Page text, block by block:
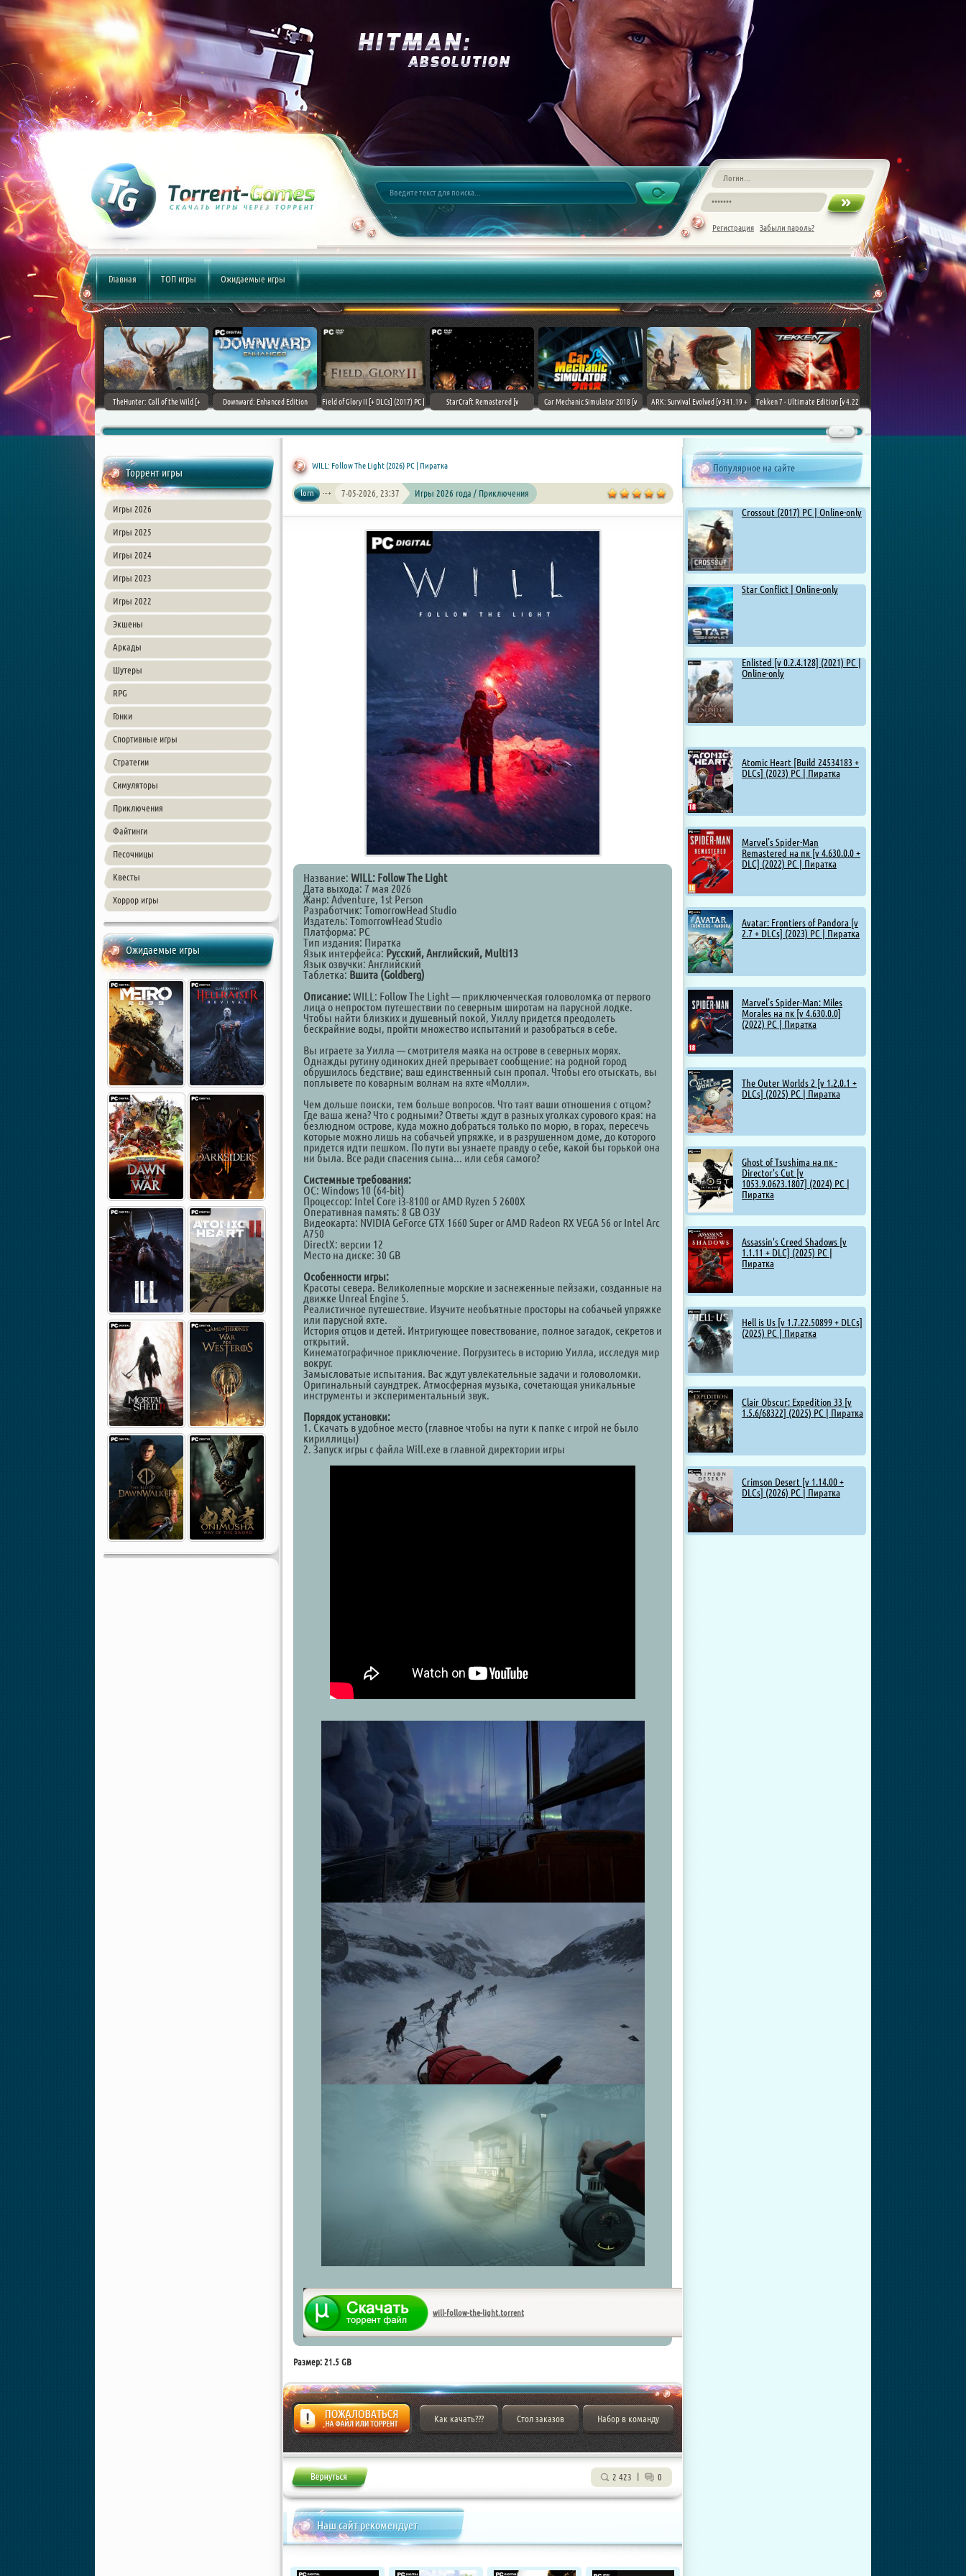
Регистрация Забыли пароль?
Главная ТОП игры Ожидаемые игры
World [v 1.11.4 + DLCs] (2017)
PC | Лицензия
TheHunter: Call of the Wild [+
Downward: Enhanced Edition
Field of Glory II [+ DLCs] (2017) PC |
StarCraft Remastered [v
Car Mechanic Simulator 2018 [v
ARK: Survival Evolved [v 341.19 +
Tekken 7 - Ultimate Edition [v 4.22
Chovka
Торрент игры
Игры 2026
Игры 2025
Игры 2024
Игры 2023
Игры 2022
Экшены
Аркады
Шутеры
RPG
Гонки
Спортивные игры
Стратегии
Симуляторы
Приключения
Файтинги
Песочницы
Квесты
Хоррор игры
Ожидаемые игры
Популярное на сайте
Crossout (2017) PC | Online-only
Star Conflict | Online-only
Enlisted [v 0.2.4.128] (2021) PC |
Online-only
Atomic Heart [Build 24534183 +
DLCs] (2023) PC | Пиратка
Marvel’s Spider-Man
Remastered на пк [v 4.630.0.0 +
DLC] (2022) PC | Пиратка
Avatar: Frontiers of Pandora [v
2.7 + DLCs] (2023) PC | Пиратка
Marvel’s Spider-Man: Miles
Morales на пк [v 4.630.0.0]
(2022) PC | Пиратка
The Outer Worlds 2 [v 1.2.0.1 +
DLCs] (2025) PC | Пиратка
Ghost of Tsushima на пк -
Director's Cut [v
1053.9.0623.1807] (2024) PC |
Пиратка
Assassin's Creed Shadows [v
1.1.11 + DLC] (2025) PC |
Пиратка
Hell is Us [v 1.7.22.50899 + DLCs]
(2025) PC | Пиратка
Clair Obscur: Expedition 33 [v
1.5.6/68322] (2025) PC | Пиратка
Crimson Desert [v 1.14.00 +
DLCs] (2026) PC | Пиратка
WILL: Follow The Light (2026) PC | Пиратка
lorn 7-05-2026, 23:37 Игры 2026 года / Приключения
Название: WILL: Follow The Light
Дата выхода: 7 мая 2026
Жанр: Adventure, 1st Person
Разработчик: TomorrowHead Studio
Издатель: TomorrowHead Studio
Платформа: PC
Тип издания: Пиратка
Язык интерфейса: Русский, Английский, Multi13
Язык озвучки: Английский
Таблетка: Вшита (Goldberg)
Описание:WILL: Follow The Light — приключенческая головоломка от первого
лица о непростом путешествии по северным широтам на парусной лодке.
Чтобы найти близких и душевный покой, Уиллу придется преодолеть
бескрайние воды, пройти множество испытаний и разобраться в себе.
Вы играете за Уилла — смотрителя маяка на острове в северных морях.
Однажды рутину одиноких дней прерывает сообщение: на родной город
обрушилось бедствие; ваш единственный сын пропал. Чтобы его отыскать, вы
поплывете по коварным волнам на яхте «Молли».
Чем дольше поиски, тем больше вопросов. Что таят ваши отношения с отцом?
Где ваша жена? Что с родными? Ответы ждут в разных уголках сурового края: на
безлюдном острове, куда можно добраться только по морю, в горах, пересечь
которые можно лишь на собачьей упряжке, и в разрушенном доме, до которого
придется идти пешком. По пути вы узнаете правду о себе, какой бы горькой она
ни была. Все ради спасения сына... или себя самого?
Системные требования:
ОС: Windows 10 (64-bit)
Процессор: Intel Core i3-8100 or AMD Ryzen 5 2600X
Оперативная память: 8 GB ОЗУ
Видеокарта: NVIDIA GeForce GTX 1660 Super or AMD Radeon RX VEGA 56 or Intel Arc
A750
DirectX: версии 12
Место на диске: 30 GB
Особенности игры:
Красоты севера. Великолепные морские и заснеженные пейзажи, созданные на
движке Unreal Engine 5.
Реалистичное путешествие. Изучите необъятные просторы на собачьей упряжке
или парусной яхте.
История отцов и детей. Интригующее повествование, полное загадок, секретов и
открытий.
Кинематографичное приключение. Погрузитесь в историю Уилла, исследуя мир
вокруг.
Замысловатые испытания. Вас ждут увлекательные задачи и головоломки.
Оригинальный саундтрек. Атмосферная музыка, сочетающая уникальные
инструменты и экспериментальный звук.
Порядок установки:
1. Скачать в удобное место (главное чтобы на пути к папке с игрой не было
кириллицы)
2. Запуск игры с файла Will.exe в главной директории игры
will-follow-the-light.torrent
Размер: 21.5 GB
Жалоба
Как качать??? Стол заказов Набор в команду
2 423 0
Наш сайт рекомендует